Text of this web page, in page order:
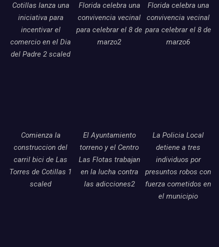
Cotillas lanza una
iniciativa para
incentivar el
comercio en el Dia
del Padre 2 scaled
Florida celebra una
convivencia vecinal
para celebrar el 8 de
marzo2
Florida celebra una
convivencia vecinal
para celebrar el 8 de
marzo6
Comienza la
construccion del
carril bici de Las
Torres de Cotillas 1
scaled
El Ayuntamiento
torreno y el Centro
Las Flotas trabajan
en la lucha contra
las adicciones2
La Policia Local
detiene a tres
individuos por
presuntos robos con
fuerza cometidos en
el municipio